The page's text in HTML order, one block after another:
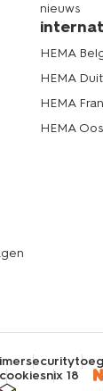
nieuws
HEMA
HEMA
HEMA
HEMA
security
cookiesnix 18